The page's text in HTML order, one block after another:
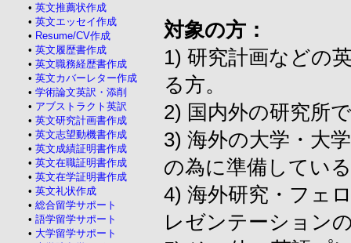
• 英文推薦状作成
• 英文エッセイ作成
• Resume/CV作成
• 英文履歴書作成
• 英文職務経歴書作成
• 英文カバーレター作成
• 学術論文英訳・添削
• アブストラクト英訳
• 英文研究計画書作成
• 英文志望動機書作成
• 英文成績証明書作成
• 英文在職証明書作成
• 英文在学証明書作成
• 英文礼状作成
• 総合留学サポート
• 語学留学サポート
• 大学留学サポート
対象の方：
1) 研究計画などの
る方。
2) 国内外の研究所
3) 海外の大学・大
の為に準備してい
4) 海外研究・フェ
レゼンテーション